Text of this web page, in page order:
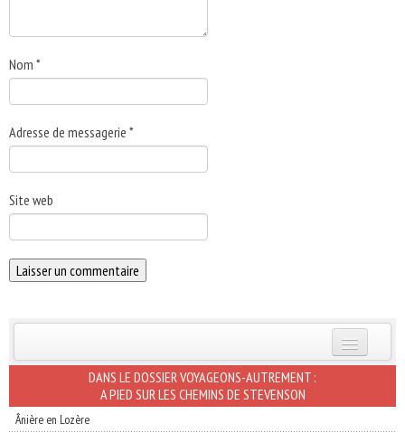
Nom *
Adresse de messagerie *
Site web
INSCRIVEZ-VOUS | ABONNEZ-VOUS
DANS LE DOSSIER VOYAGEONS-AUTREMENT :
A PIED SUR LES CHEMINS DE STEVENSON
Ânière en Lozère